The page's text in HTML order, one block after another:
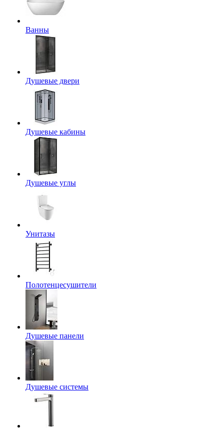
Ванны
Душевые двери
Душевые кабины
Душевые углы
Унитазы
Полотенцесушители
Душевые панели
Душевые системы